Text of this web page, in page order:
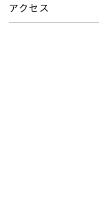
アクセス